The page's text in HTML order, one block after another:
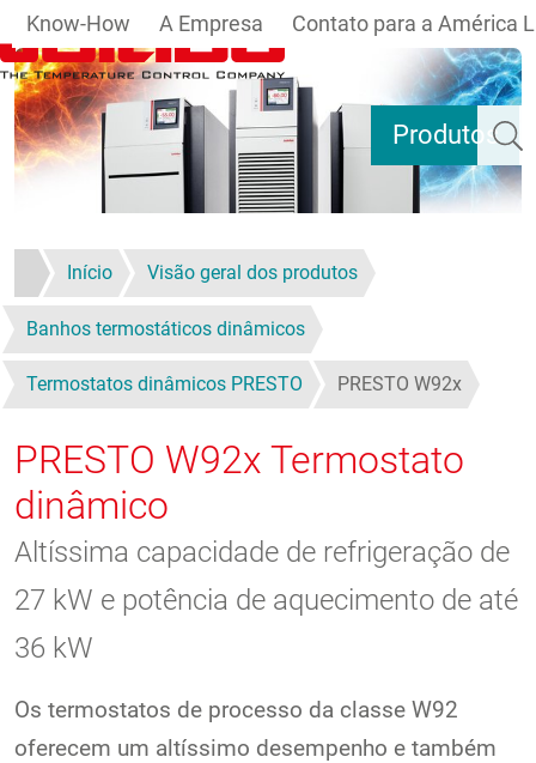
Pular para o conteúdo principal
Produtos
Know-How A Empresa Contato para a América
Início Visão geral dos produtos
Banhos termostáticos dinâmicos
Termostatos dinâmicos PRESTO PRESTO W92x
PRESTO W92x Termostato
dinâmico
Altíssima capacidade de refrigeração de
27 kW e potência de aquecimento de até
36 kW
Os termostatos de processo da classe W92
oferecem um altíssimo desempenho e também